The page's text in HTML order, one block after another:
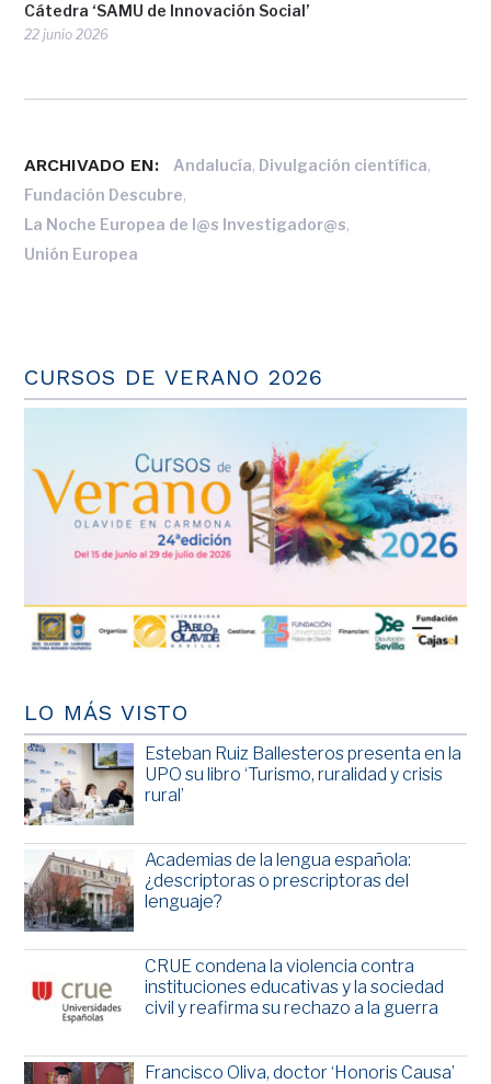
Cátedra ‘SAMU de Innovación Social’
22 junio 2026
ARCHIVADO EN: Andalucía, Divulgación científica,
Fundación Descubre,
La Noche Europea de l@s Investigador@s,
Unión Europea
CURSOS DE VERANO 2026
LO MÁS VISTO
Esteban Ruiz Ballesteros presenta en la
UPO su libro ‘Turismo, ruralidad y crisis
rural’
Academias de la lengua española:
¿descriptoras o prescriptoras del
lenguaje?
CRUE condena la violencia contra
instituciones educativas y la sociedad
civil y reafirma su rechazo a la guerra
Francisco Oliva, doctor ‘Honoris Causa’